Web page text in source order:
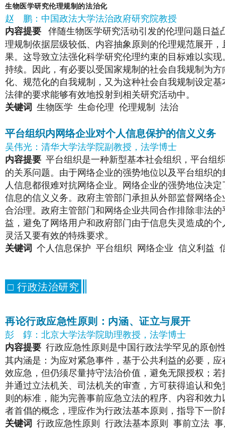
生物医学研究伦理规制的法治化
赵
鹏：中国政法大学法治政府研究院教授
内容提要 伴随生物医学研究活动引发的伦理问题日
理规制依据层级较低、内容抽象原则的伦理规范展开
果。这导致立法强化科学研究伦理约束的目标难以实
持续。因此，有必要以受国家规制的社会自我规制为
化、规范化的自我规制，又为这种社会自我规制设定
法律的要求能够有效地投射到相关研究活动中。
关键词 生物医学 生命伦理 伦理规制 法治
平台组织内网络企业对个人信息保护的信义义务
吴伟光：清华大学法学院副教授，法学博士
内容提要 平台组织是一种新型基本社会组织，平台组
的关系问题。由于网络企业的强势地位以及平台组织
人信息都很难对抗网络企业。网络企业的强势地位决
信息的信义义务。政府主管部门承担从外部监督网络
合治理。政府主管部门和网络企业共同合作排除非法
益，避免了网络用户和政府部门由于信息失灵造成的
灵活又要有效的特殊要求。
关键词 个人信息保护 平台组织 网络企业 信义利益
□ 行政法治研究
再论行政应急性原则：内涵、证立与展开
彭
錞：北京大学法学院助理教授，法学博士
内容提要 行政应急性原则是中国行政法学罕见的原创
其内涵是：为应对紧急事件，基于公共利益的必要，
效应急，但仍须尽量持守法治价值，避免无限授权；
并通过立法机关、司法机关的审查，方可获得追认和
则的标准，能为完善事前应急立法的程序、内容和效
者首倡的概念，理应作为行政法基本原则，指导下一
关键词 行政应急性原则 行政法基本原则 事前立法